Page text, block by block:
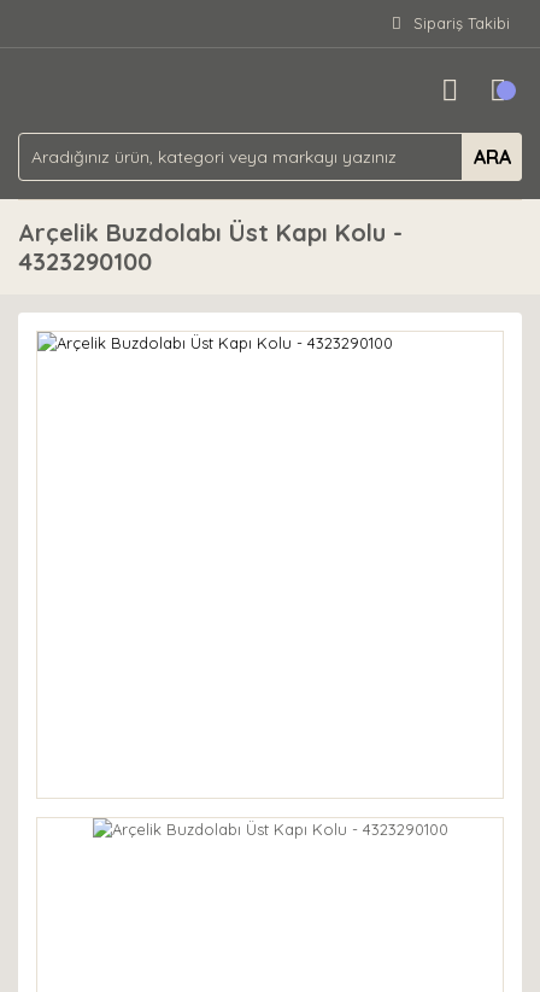
Sipariş Takibi
ARA
Arçelik Buzdolabı Üst Kapı Kolu -
4323290100